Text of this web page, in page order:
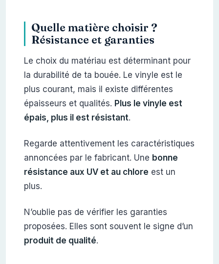
Quelle matière choisir ?
Résistance et garanties
Le choix du matériau est déterminant pour
la durabilité de ta bouée. Le vinyle est le
plus courant, mais il existe différentes
épaisseurs et qualités. Plus le vinyle est
épais, plus il est résistant.
Regarde attentivement les caractéristiques
annoncées par le fabricant. Une bonne
résistance aux UV et au chlore est un
plus.
N’oublie pas de vérifier les garanties
proposées. Elles sont souvent le signe d’un
produit de qualité.